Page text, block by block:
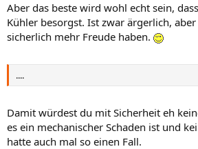
Aber das beste wird wohl echt sein,
Kühler besorgst. Ist zwar ärgerlich,
sicherlich mehr Freude haben.
....
Damit würdest du mit Sicherheit eh
es ein mechanischer Schaden ist und
hatte auch mal so einen Fall.